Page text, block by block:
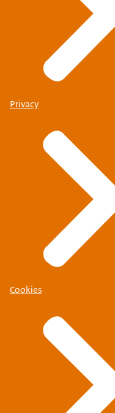
Privacy
Cookies